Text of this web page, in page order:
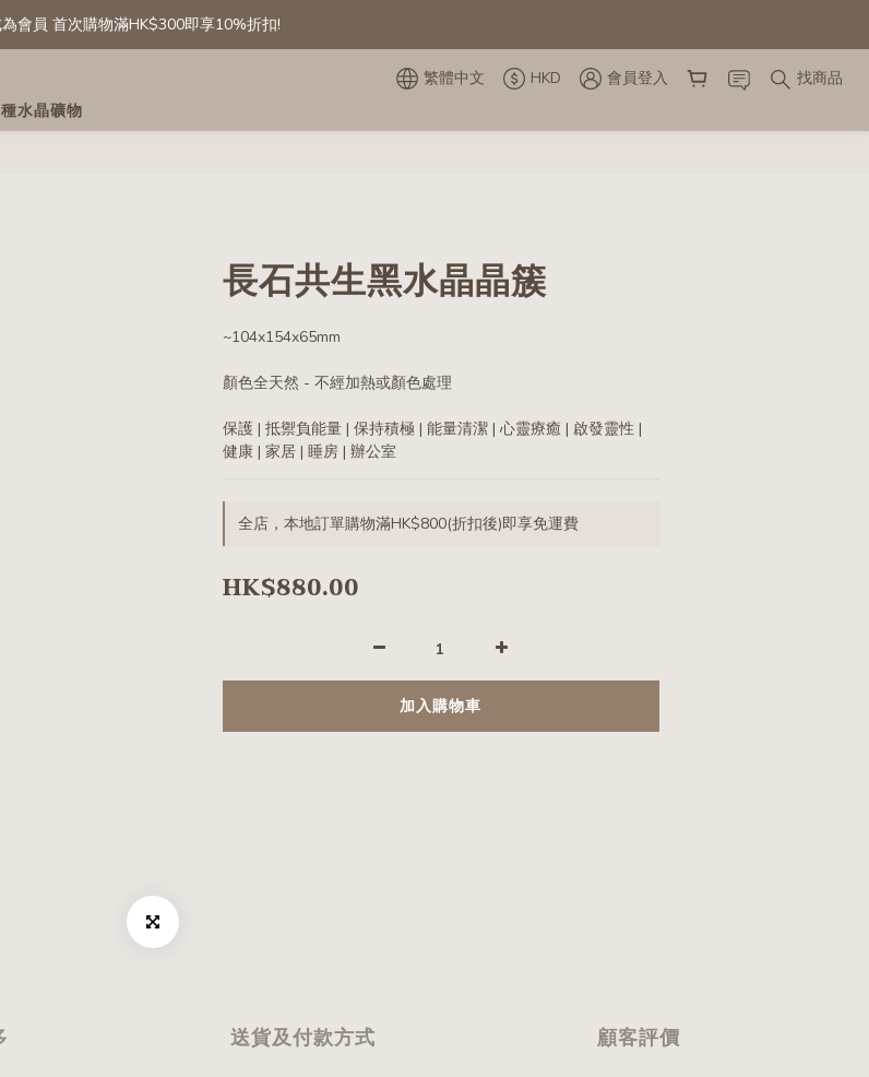
會員 首次購物滿HK$300即享10%折扣!
會員 首次購物滿HK$300即享10%折扣!
精選白水晶晶簇及晶球 低至六折
繁體中文 HKD 會員登入
找商品
水晶礦物
長石共生黑水晶晶簇
~104x154x65mm
顏色全天然 - 不經加熱或顏色處理
保護 | 抵禦負能量 | 保持積極 | 能量清潔 | 心靈療癒 | 啟發靈性 |
健康 | 家居 | 睡房 | 辦公室
全店，本地訂單購物滿HK$800(折扣後)即享免運費
HK$880.00
加入購物車
送貨及付款方式 顧客評價